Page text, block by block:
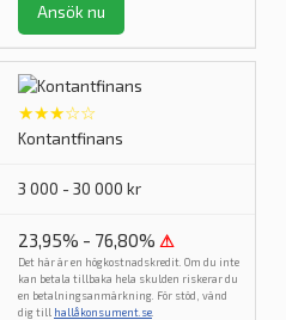
Ansök nu
★★★☆☆
Kontantfinans
3 000 - 30 000 kr
23,95% - 76,80% ⚠
Det här är en högkostnadskredit. Om du inte
kan betala tillbaka hela skulden riskerar du
en betalningsanmärkning. För stöd, vänd
dig till hallåkonsument.se